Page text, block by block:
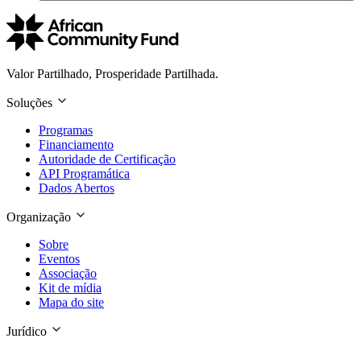
Valor Partilhado, Prosperidade Partilhada.
Soluções
Programas
Financiamento
Autoridade de Certificação
API Programática
Dados Abertos
Organização
Sobre
Eventos
Associação
Kit de mídia
Mapa do site
Jurídico